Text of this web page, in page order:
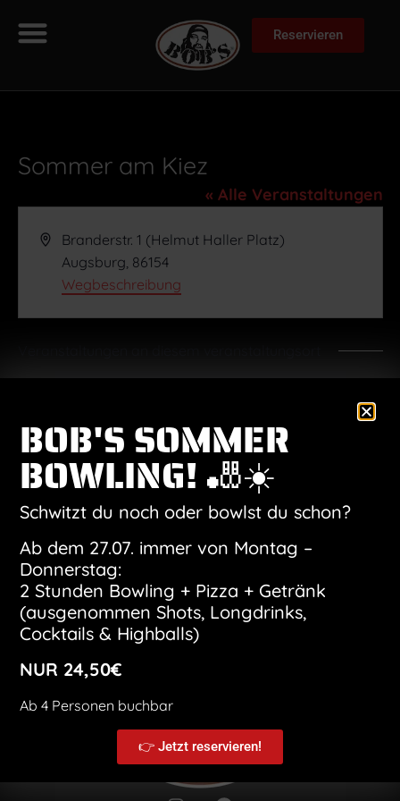
Reservieren
Sommer am Kiez
« Alle Veranstaltungen
Adresse
Branderstr. 1 (Helmut Haller Platz)
Augsburg 86154
Wegbeschreibung
Anstehende
Datum
wählen.
VorherigeVeranstaltungenHeute Nächste
BOB'S SOMMER
BOWLING! 🎳☀️
Schwitzt du noch oder bowlst du schon?
Ab dem 27.07. immer von Montag –
Donnerstag:
2 Stunden Bowling + Pizza + Getränk
(ausgenommen Shots, Longdrinks,
Cocktails & Highballs)
NUR 24,50€
Ab 4 Personen buchbar
👉 Jetzt reservieren!